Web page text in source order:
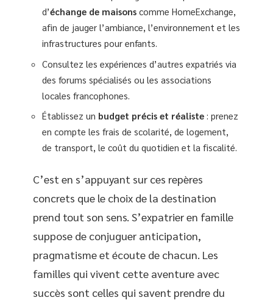
d’échange de maisons comme HomeExchange,
afin de jauger l’ambiance, l’environnement et les
infrastructures pour enfants.
Consultez les expériences d’autres expatriés via
des forums spécialisés ou les associations
locales francophones.
Établissez un budget précis et réaliste : prenez
en compte les frais de scolarité, de logement,
de transport, le coût du quotidien et la fiscalité.
C’est en s’appuyant sur ces repères
concrets que le choix de la destination
prend tout son sens. S’expatrier en famille
suppose de conjuguer anticipation,
pragmatisme et écoute de chacun. Les
familles qui vivent cette aventure avec
succès sont celles qui savent prendre du